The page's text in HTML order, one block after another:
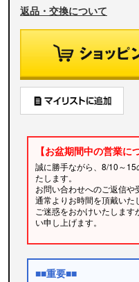
返品・交換について
【お盆期間中の営業に
誠に勝手ながら、8/10～
たします。
お問い合わせへのご返信や
通常よりお時間を頂戴いた
ご迷惑をおかけいたしま
い申し上げます。
■■重要■■